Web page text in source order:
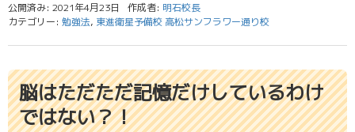
公開済み: 2021年4月23日 作成者: 明石校長
カテゴリー: 勉強法, 東進衛星予備校 高松サンフラワー通り校
脳はただただ記憶だけしているわけ
ではない？！